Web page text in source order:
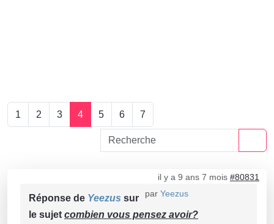
1 2 3 4 5 6 7
il y a 9 ans 7 mois #80831
par Yeezus
Réponse de Yeezus sur
le sujet combien vous pensez avoir?